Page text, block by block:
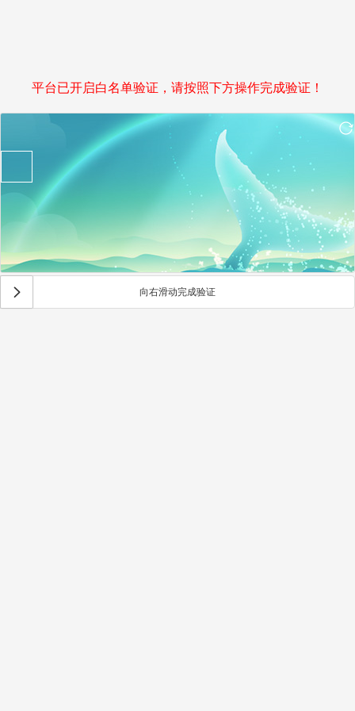
平台已开启白名单验证，请按照下方操作完成验证！
向右滑动完成验证